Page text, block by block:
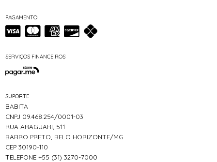
PAGAMENTO
SERVIÇOS FINANCEIROS
SUPORTE
BABITA
CNPJ 09.468.254/0001-03
RUA ARAGUARI, 511
BARRO PRETO, BELO HORIZONTE/MG
CEP 30190-110
TELEFONE +55 (31) 3270-7000